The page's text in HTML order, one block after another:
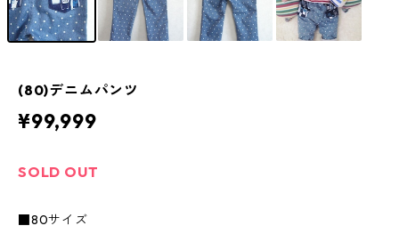
(80)デニムパンツ
¥99,999
SOLD OUT
■80サイズ